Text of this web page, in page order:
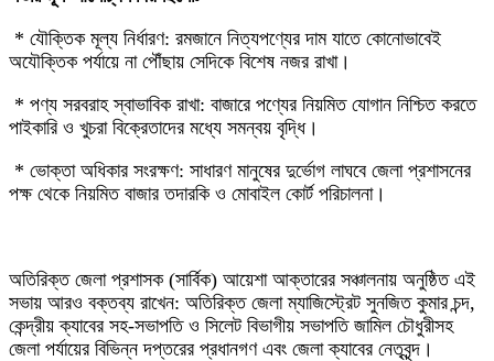
‎ * যৌক্তিক মূল্য নির্ধারণ: রমজানে নিত্যপণ্যের দাম যাতে কোনোভাবেই
অযৌক্তিক পর্যায়ে না পৌঁছায় সেদিকে বিশেষ নজর রাখা।
‎ * পণ্য সরবরাহ স্বাভাবিক রাখা: বাজারে পণ্যের নিয়মিত যোগান নিশ্চিত করতে
পাইকারি ও খুচরা বিক্রেতাদের মধ্যে সমন্বয় বৃদ্ধি।
‎ * ভোক্তা অধিকার সংরক্ষণ: সাধারণ মানুষের দুর্ভোগ লাঘবে জেলা প্রশাসনের
পক্ষ থেকে নিয়মিত বাজার তদারকি ও মোবাইল কোর্ট পরিচালনা।
‎অতিরিক্ত জেলা প্রশাসক (সার্বিক) আয়েশা আক্তারের সঞ্চালনায় অনুষ্ঠিত এই
সভায় আরও বক্তব্য রাখেন: অতিরিক্ত জেলা ম্যাজিস্ট্রেট সুনজিত কুমার চন্দ,
কেন্দ্রীয় ক্যাবের সহ-সভাপতি ও সিলেট বিভাগীয় সভাপতি জামিল চৌধুরীসহ
জেলা পর্যায়ের বিভিন্ন দপ্তরের প্রধানগণ এবং জেলা ক্যাবের নেতৃবৃন্দ।